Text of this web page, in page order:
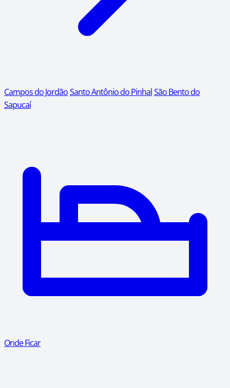
Campos do JordãoSanto Antônio do PinhalSão Bento do
Sapucaí
Onde Ficar